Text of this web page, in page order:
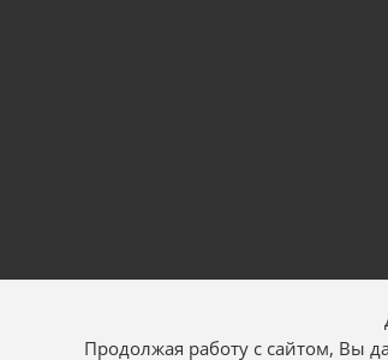
Продолжая работу с сайтом, Вы